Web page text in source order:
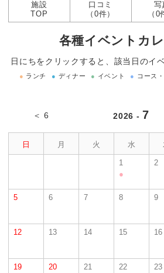
施設
TOP
口コミ
（0件）
写
（0
各種イベントカ
日にちをクリックすると、該当日のイ
● ランチ ● ディナー ● イベント ● コース
＜ 6 2026 - 7
日 月 火 水
1
●
2
5 6 7 8 9
12 13 14 15 16
19 20 21 22 23